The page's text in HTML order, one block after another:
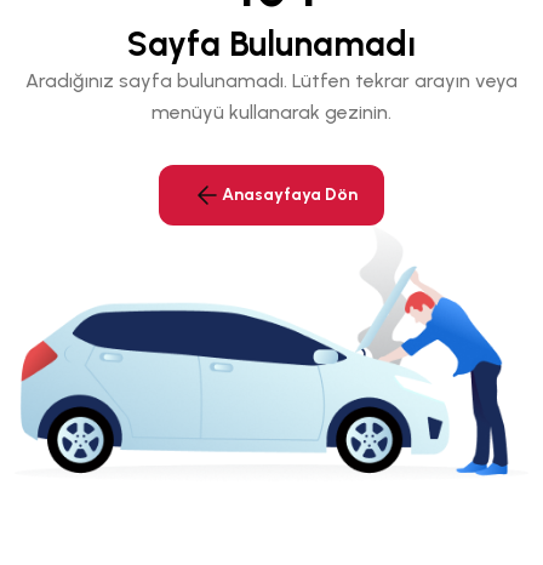
Sayfa Bulunamadı
Aradığınız sayfa bulunamadı. Lütfen tekrar arayın veya
menüyü kullanarak gezinin.
Anasayfaya Dön